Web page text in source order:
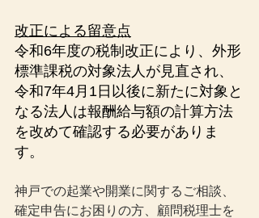
改正による留意点
令和6年度の税制改正により、外形
標準課税の対象法人が見直され、
令和7年4月1日以後に新たに対象と
なる法人は報酬給与額の計算方法
を改めて確認する必要がありま
す。
神戸での起業や開業に関するご相談、
確定申告にお困りの方、顧問税理士を